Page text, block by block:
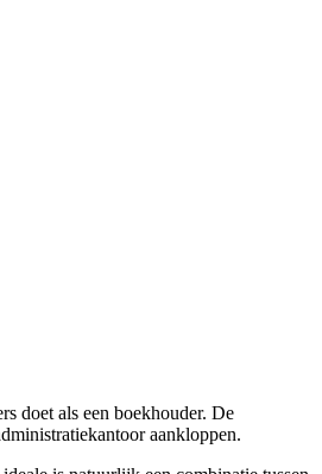
doet als een boekhouder. De
aankloppen.